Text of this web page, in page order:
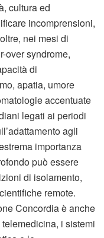
cultura ed
incomprensioni,
nei mesi di
over syndrome,
di
apatia, umore
accentuate
legati ai periodi
agli
importanza
può essere
di isolamento,
remote.
Concordia è anche
i sistemi